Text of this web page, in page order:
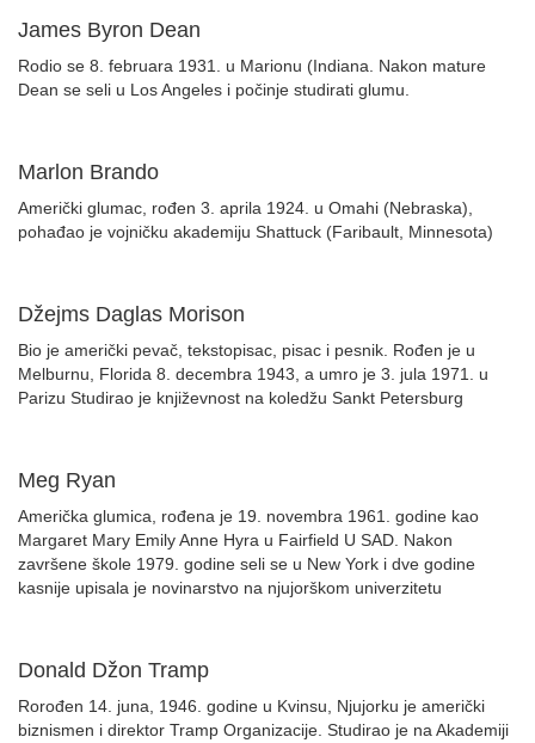
James Byron Dean
Rodio se 8. februara 1931. u Marionu (Indiana. Nakon mature
Dean se seli u Los Angeles i počinje studirati glumu.
Marlon Brando
Američki glumac, rođen 3. aprila 1924. u Omahi (Nebraska),
pohađao je vojničku akademiju Shattuck (Faribault, Minnesota)
Džejms Daglas Morison
Bio je američki pevač, tekstopisac, pisac i pesnik. Rođen je u
Melburnu, Florida 8. decembra 1943, a umro je 3. jula 1971. u
Parizu Studirao je književnost na koledžu Sankt Petersburg
Meg Ryan
Američka glumica, rođena je 19. novembra 1961. godine kao
Margaret Mary Emily Anne Hyra u Fairfield U SAD. Nakon
završene škole 1979. godine seli se u New York i dve godine
kasnije upisala je novinarstvo na njujorškom univerzitetu
Donald Džon Tramp
Rorođen 14. juna, 1946. godine u Kvinsu, Njujorku je američki
biznismen i direktor Tramp Organizacije. Studirao je na Akademiji